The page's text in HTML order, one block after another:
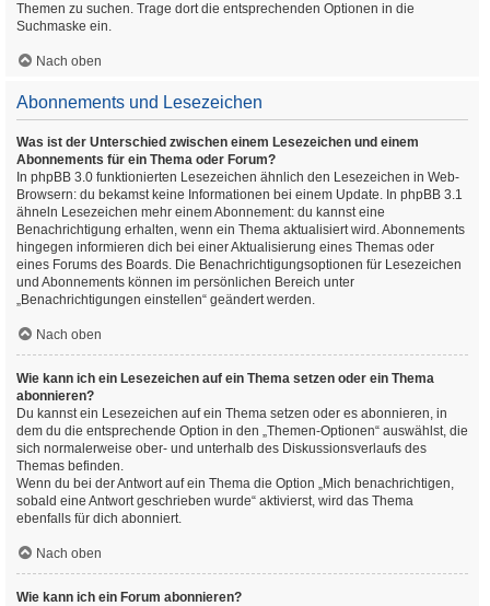
Themen zu suchen. Trage dort die entsprechenden Optionen in die
Suchmaske ein.
Nach oben
Abonnements und Lesezeichen
Was ist der Unterschied zwischen einem Lesezeichen und einem
Abonnements für ein Thema oder Forum?
In phpBB 3.0 funktionierten Lesezeichen ähnlich den Lesezeichen in Web-
Browsern: du bekamst keine Informationen bei einem Update. In phpBB 3.1
ähneln Lesezeichen mehr einem Abonnement: du kannst eine
Benachrichtigung erhalten, wenn ein Thema aktualisiert wird. Abonnements
hingegen informieren dich bei einer Aktualisierung eines Themas oder
eines Forums des Boards. Die Benachrichtigungsoptionen für Lesezeichen
und Abonnements können im persönlichen Bereich unter
„Benachrichtigungen einstellen“ geändert werden.
Nach oben
Wie kann ich ein Lesezeichen auf ein Thema setzen oder ein Thema
abonnieren?
Du kannst ein Lesezeichen auf ein Thema setzen oder es abonnieren, in
dem du die entsprechende Option in den „Themen-Optionen“ auswählst, die
sich normalerweise ober- und unterhalb des Diskussionsverlaufs des
Themas befinden.
Wenn du bei der Antwort auf ein Thema die Option „Mich benachrichtigen,
sobald eine Antwort geschrieben wurde“ aktivierst, wird das Thema
ebenfalls für dich abonniert.
Nach oben
Wie kann ich ein Forum abonnieren?